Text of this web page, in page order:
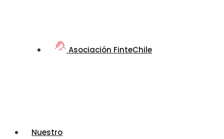
Asociación FinteChile
Nuestro